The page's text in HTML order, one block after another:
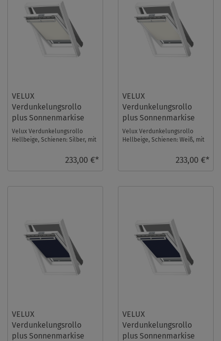
VELUX
Verdunkelungsrollo
plus Sonnenmarkise
DOP S08 1085S
Velux Verdunkelungsrollo
Hellbeige, Schienen: Silber, mit
233,00 €*
VELUX
Verdunkelungsrollo
plus Sonnenmarkise
DOP S08 1085SWL
Velux Verdunkelungsrollo
Hellbeige, Schienen: Weiß, mit
233,00 €*
VELUX
Verdunkelungsrollo
plus Sonnenmarkise
VELUX
Verdunkelungsrollo
plus Sonnenmarkise